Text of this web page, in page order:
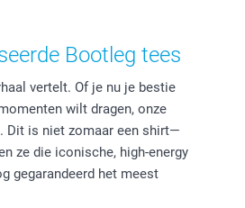
Bootleg tees
vertelt. Of je nu je bestie
wilt dragen, onze
Dit is niet zomaar een shirt—
ze die iconische, high-energy
gegarandeerd het meest